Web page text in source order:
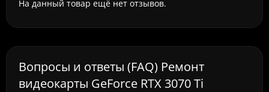
На данный товар ещё нет отзывов.
Вопросы и ответы (FAQ) Ремонт
видеокарты GeForce RTX 3070 Ti